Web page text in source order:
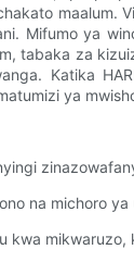
maalum.
Mifumo ya
tabaka za
Katika
ya
na michoro
kwa mikwaruzo,